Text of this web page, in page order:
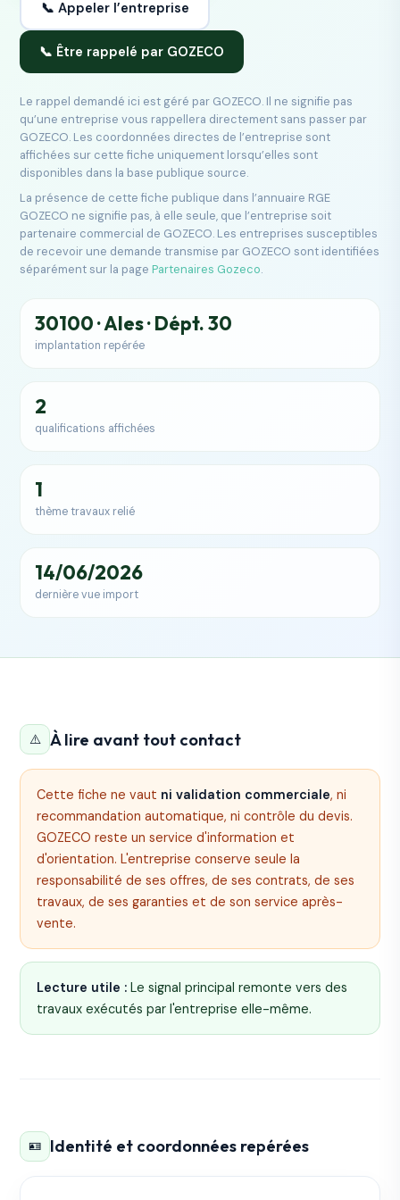
📞 Appeler l’entreprise
📞 Être rappelé par GOZECO
Le rappel demandé ici est géré par GOZECO. Il ne signifie pas
qu’une entreprise vous rappellera directement sans passer par
GOZECO. Les coordonnées directes de l’entreprise sont
affichées sur cette fiche uniquement lorsqu’elles sont
disponibles dans la base publique source.
La présence de cette fiche publique dans l’annuaire RGE
GOZECO ne signifie pas, à elle seule, que l’entreprise soit
partenaire commercial de GOZECO. Les entreprises susceptibles
de recevoir une demande transmise par GOZECO sont identifiées
séparément sur la pagePartenaires Gozeco.
30100 · Ales · Dépt. 30
implantation repérée
2
qualifications affichées
1
thème travaux relié
14/06/2026
dernière vue import
⚠️ À lire avant tout contact
Cette fiche ne vaut ni validation commerciale, ni
recommandation automatique, ni contrôle du devis.
GOZECO reste un service d'information et
d'orientation. L'entreprise conserve seule la
responsabilité de ses offres, de ses contrats, de ses
travaux, de ses garanties et de son service après-
vente.
Lecture utile : Le signal principal remonte vers des
travaux exécutés par l'entreprise elle-même.
🪪 Identité et coordonnées repérées